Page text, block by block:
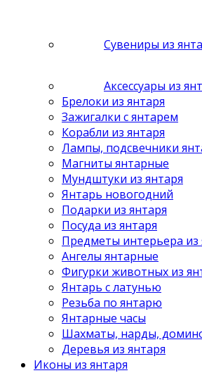
Сувениры из
Аксессуары из
Брелоки из янтаря
Зажигалки с янтарем
Корабли из янтаря
Лампы, подсвечники
Магниты янтарные
Мундштуки из янтаря
Янтарь новогодний
Подарки из янтаря
Посуда из янтаря
Предметы интерьера из
Ангелы янтарные
Фигурки животных из
Янтарь с латунью
Резьба по янтарю
Янтарные часы
Шахматы, нарды,
Деревья из янтаря
Иконы из янтаря